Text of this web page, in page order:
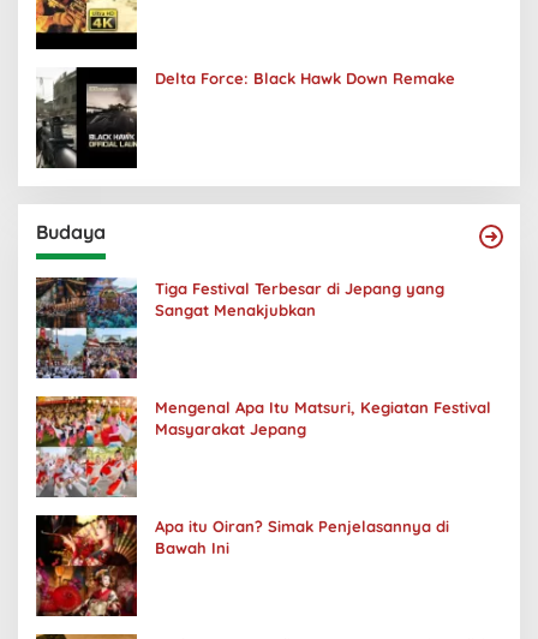
Delta Force: Black Hawk Down Remake
Budaya
Tiga Festival Terbesar di Jepang yang
Sangat Menakjubkan
Mengenal Apa Itu Matsuri, Kegiatan Festival
Masyarakat Jepang
Apa itu Oiran? Simak Penjelasannya di
Bawah Ini